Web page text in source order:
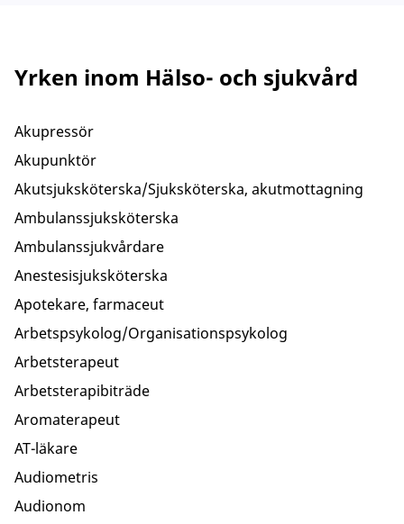
Yrken inom Hälso- och sjukvård
Akupressör
Akupunktör
Akutsjuksköterska/Sjuksköterska, akutmottagning
Ambulanssjuksköterska
Ambulanssjukvårdare
Anestesisjuksköterska
Apotekare, farmaceut
Arbetspsykolog/Organisationspsykolog
Arbetsterapeut
Arbetsterapibiträde
Aromaterapeut
AT-läkare
Audiometris
Audionom